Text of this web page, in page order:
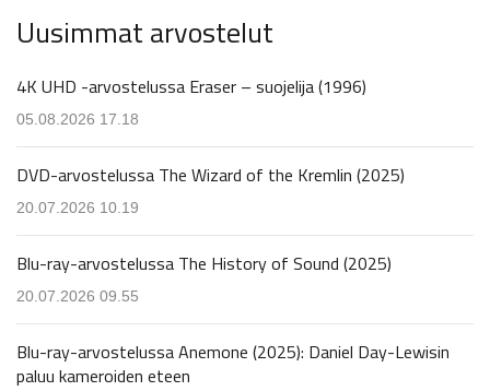
Uusimmat arvostelut
4K UHD -arvostelussa Eraser – suojelija (1996)
05.08.2026 17.18
DVD-arvostelussa The Wizard of the Kremlin (2025)
20.07.2026 10.19
Blu-ray-arvostelussa The History of Sound (2025)
20.07.2026 09.55
Blu-ray-arvostelussa Anemone (2025): Daniel Day-Lewisin
paluu kameroiden eteen